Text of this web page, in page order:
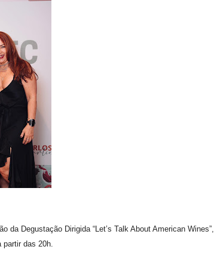
Degustação Dirigida “Let’s Talk About American Wines”,
partir das 20h.